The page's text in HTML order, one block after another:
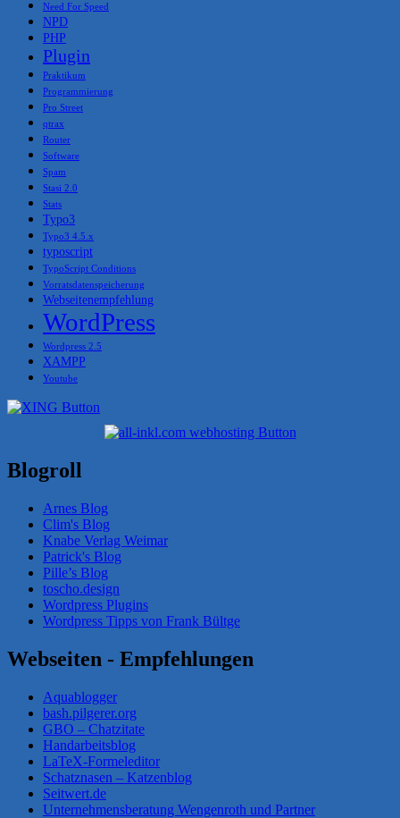
Need For Speed
NPD
PHP
Plugin
Praktikum
Programmierung
Pro Street
qtrax
Router
Software
Spam
Stasi 2.0
Stats
Typo3
Typo3 4.5.x
typoscript
TypoScript Conditions
Vorratsdatenspeicherung
Webseitenempfehlung
WordPress
Wordpress 2.5
XAMPP
Youtube
Blogroll
Arnes Blog
Clim's Blog
Knabe Verlag Weimar
Patrick's Blog
Pille’s Blog
toscho.design
Wordpress Plugins
Wordpress Tipps von Frank Bültge
Webseiten - Empfehlungen
Aquablogger
bash.pilgerer.org
GBO – Chatzitate
Handarbeitsblog
LaTeX-Formeleditor
Schatznasen – Katzenblog
Seitwert.de
Unternehmensberatung Wengenroth und Partner